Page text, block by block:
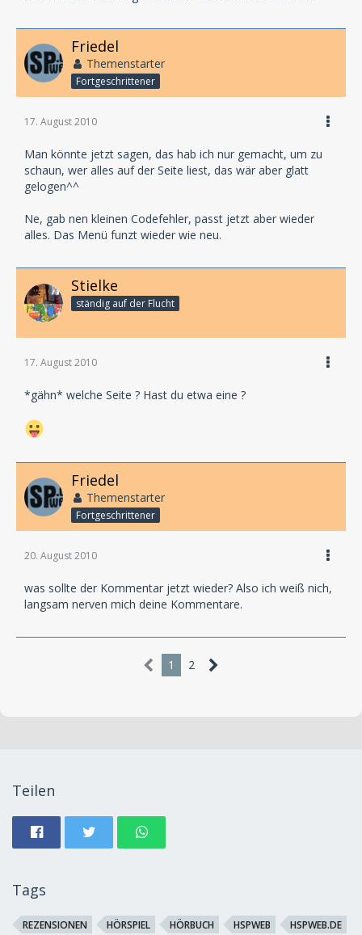
Friedel
Themenstarter
Fortgeschrittener
17. August 2010
Man könnte jetzt sagen, das hab ich nur gemacht, um zu
schaun, wer alles auf der Seite liest, das wär aber glatt
gelogen^^
Ne, gab nen kleinen Codefehler, passt jetzt aber wieder
alles. Das Menü funzt wieder wie neu.
Stielke
ständig auf der Flucht
17. August 2010
*gähn* welche Seite ? Hast du etwa eine ?
Friedel
Themenstarter
Fortgeschrittener
20. August 2010
was sollte der Kommentar jetzt wieder? Also ich weiß nich,
langsam nerven mich deine Kommentare.
1 2
Teilen
Tags
REZENSIONEN HÖRSPIEL HÖRBUCH HSPWEB HSPWEB.DE